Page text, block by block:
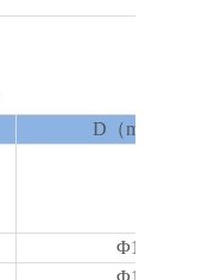
D（mm）
Φ14